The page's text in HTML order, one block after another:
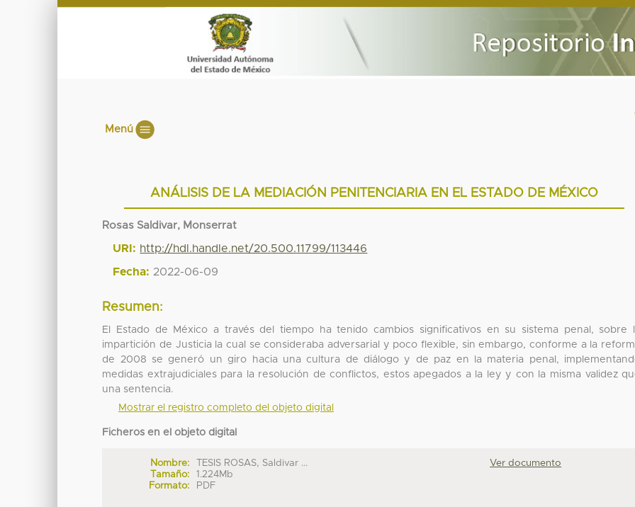
Menú
ANÁLISIS DE LA MEDIACIÓN PENITENCIARIA EN EL ESTADO DE MÉXICO
Rosas Saldivar, Monserrat
URI: http://hdl.handle.net/20.500.11799/113446
Fecha: 2022-06-09
Resumen:
El Estado de México a través del tiempo ha tenido cambios significativos en su sistema penal, sobre
impartición de Justicia la cual se consideraba adversarial y poco flexible, sin embargo, conforme a la
de 2008 se generó un giro hacia una cultura de diálogo y de paz en la materia penal,
medidas extrajudiciales para la resolución de conflictos, estos apegados a la ley y con la misma validez
una sentencia.
Mostrar el registro completo del objeto digital
Ficheros en el objeto digital
Nombre:
TESIS ROSAS, Saldivar ...
Tamaño:
1.224Mb
Formato:
PDF
Ver documento